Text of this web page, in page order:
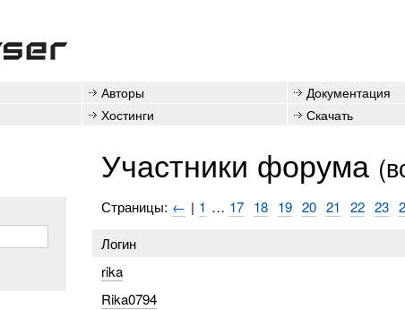
Авторы Документация
Хостинги Скачать
Участники форума
Страницы: ← | 1 … 17 18 19 20 21 22 23
Логин
rika
Rika0794